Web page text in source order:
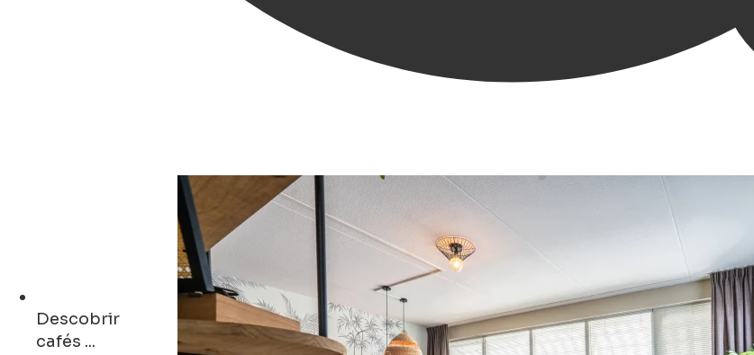
Descobrir
cafés ...